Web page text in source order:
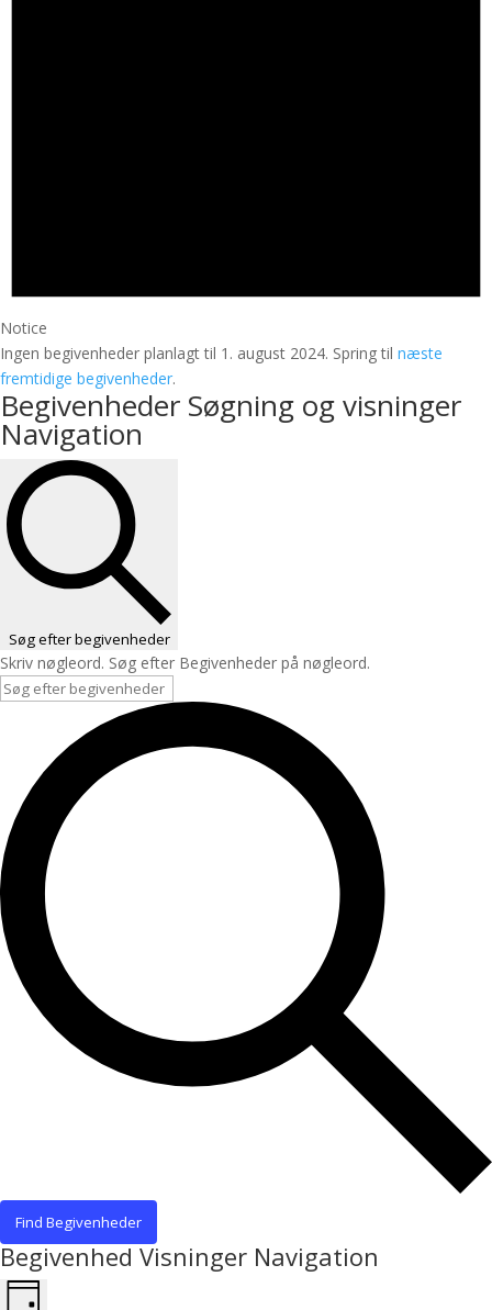
Notice
Ingen begivenheder planlagt til 1. august 2024. Spring til næste
fremtidige begivenheder.
Begivenheder Søgning og visninger
Navigation
Søg efter begivenheder
Skriv nøgleord. Søg efter Begivenheder på nøgleord.
Find Begivenheder
Begivenhed Visninger Navigation